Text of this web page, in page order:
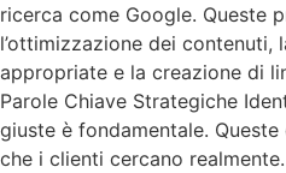
ricerca come Google. Queste
l’ottimizzazione dei contenuti,
appropriate e la creazione di
Parole Chiave Strategiche
giuste è fondamentale.
che i clienti cercano